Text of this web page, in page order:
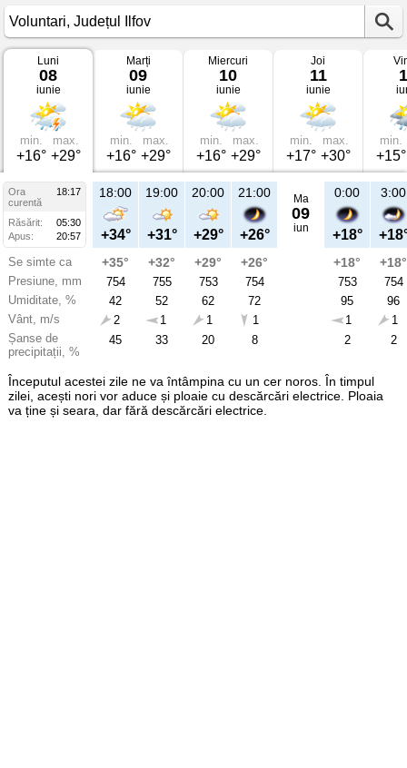
Vremea
Voluntari
08
iunie
2026
Județul
Ilfov
Luni
08
iunie
min.
+16°
max.
+29°
Marți
09
iunie
min.
+16°
max.
+29°
Miercuri
10
iunie
min.
+16°
max.
+29°
Joi
11
iunie
min.
+17°
max.
+30°
min.
+15°
Ora
18:17
curentă
Răsărit:
05:30
Apus:
20:57
Se simte ca
Presiune, mm
Umiditate, %
Vânt, m/s
Șanse de
precipitații, %
18:00
+34°
+35°
754
42
2
45
19:00
+31°
+32°
755
52
1
33
20:00
+29°
+29°
753
62
1
20
21:00
+26°
+26°
754
72
1
8
Ma
09
iun
0:00
+18°
+18°
753
95
1
2
3:00
+18°
754
96
1
2
Începutul acestei zile ne va întâmpina cu un cer noros. În timpul
zilei, acești nori vor aduce și ploaie cu descărcări electrice. Ploaia
va ține și seara, dar fără descărcări electrice.